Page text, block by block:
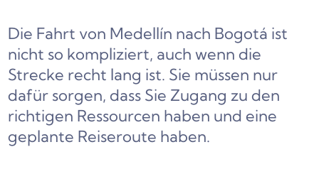
Die Fahrt von Medellín nach Bogotá ist
nicht so kompliziert, auch wenn die
Strecke recht lang ist. Sie müssen nur
dafür sorgen, dass Sie Zugang zu den
richtigen Ressourcen haben und eine
geplante Reiseroute haben.